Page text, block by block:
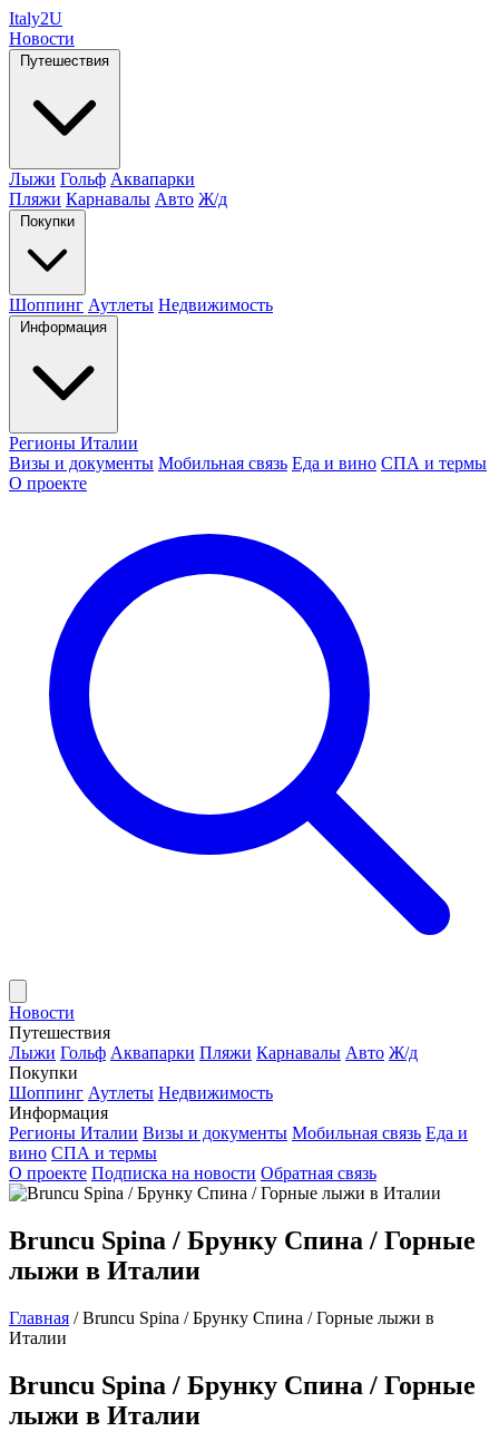
Italy2U
Новости
Путешествия
Лыжи Гольф Аквапарки
Пляжи Карнавалы Авто Ж/д
Покупки
Шоппинг Аутлеты Недвижимость
Информация
Регионы Италии
Визы и документы Мобильная связь Еда и вино СПА и термы
О проекте
Новости
Путешествия
Лыжи Гольф Аквапарки Пляжи Карнавалы Авто Ж/д
Покупки
Шоппинг Аутлеты Недвижимость
Информация
Регионы Италии Визы и документы Мобильная связь Еда и
вино СПА и термы
О проекте Подписка на новости Обратная связь
Bruncu Spina / Брунку Спина / Горные
лыжи в Италии
Главная / Bruncu Spina / Брунку Спина / Горные лыжи в
Италии
Bruncu Spina / Брунку Спина / Горные
лыжи в Италии